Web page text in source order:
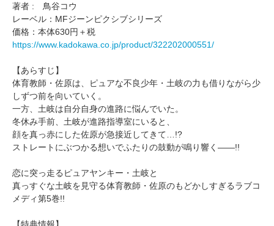
著者 : 鳥谷コウ
レーベル：MFジーンピクシブシリーズ
価格：本体630円＋税
https://www.kadokawa.co.jp/product/322202000551/
【あらすじ】
体育教師・佐原は、ピュアな不良少年・土岐の力も借りながら少
しずつ前を向いていく。
一方、土岐は自分自身の進路に悩んでいた。
冬休み手前、土岐が進路指導室にいると、
顔を真っ赤にした佐原が急接近してきて…!?
ストレートにぶつかる想いでふたりの鼓動が鳴り響く――!!
恋に突っ走るピュアヤンキー・土岐と
真っすぐな土岐を見守る体育教師・佐原のもどかしすぎるラブコ
メディ第5巻!!